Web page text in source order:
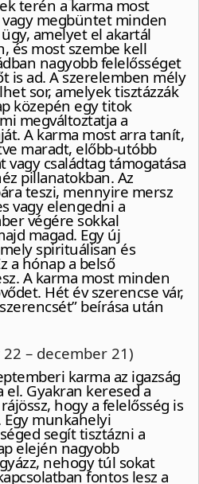
terén a karma most
megbüntet minden
amelyet el akartál
és most szembe kell
nagyobb felelősséget
is ad. A szerelemben mély
sor, amelyek tisztázzák
közepén egy titok
megváltoztatja a
A karma most arra tanít,
maradt, előbb-utóbb
családtag támogatása
pillanatokban. Az
teszi, mennyire mersz
vagy elengedni a
végére sokkal
magad. Egy új
spirituálisan és
a hónap a belső
A karma most minden
Hét év szerencse vár,
beírása után
– december 21)
karma az igazság
el. Gyakran keresed a
hogy a felelősség is
munkahelyi
segít tisztázni a
elején nagyobb
nehogy túl sokat
fontos lesz a